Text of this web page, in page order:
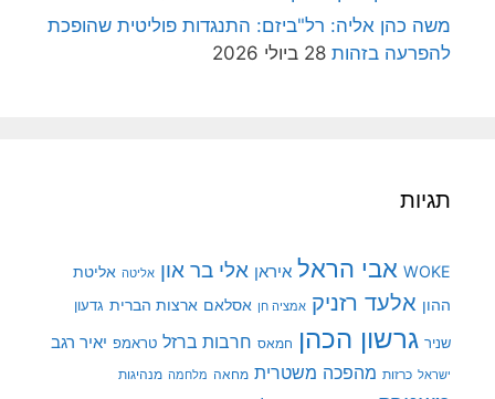
משה כהן אליה: רל"ביזם: התנגדות פוליטית שהופכת
להפרעה בזהות 28 ביולי 2026
תגיות
WOKE אבי הראל איראן אלי בר און אליטה אליטת
ההון אלעד רזניק אמציה חן אסלאם ארצות הברית גדעון
שניר גרשון הכהן חמאס חרבות ברזל טראמפ יאיר רגב
ישראל כרזות מהפכה משטרית מחאה מלחמה מנהיגות